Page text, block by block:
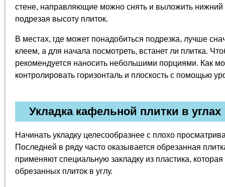
стене, направляющие можно снять и выложить нижний
подрезая высоту плиток.
В местах, где может понадобиться подрезка, лучше
клеем, а для начала посмотреть, встанет ли плитка.
рекомендуется наносить небольшими порциями. Как
контролировать горизонталь и плоскость с помощью
Укладка кафельной плитки в углах
Начинать укладку целесообразнее с плохо
Последней в ряду часто оказывается обрезанная
применяют специальную закладку из пластика,
обрезанных плиток в углу.